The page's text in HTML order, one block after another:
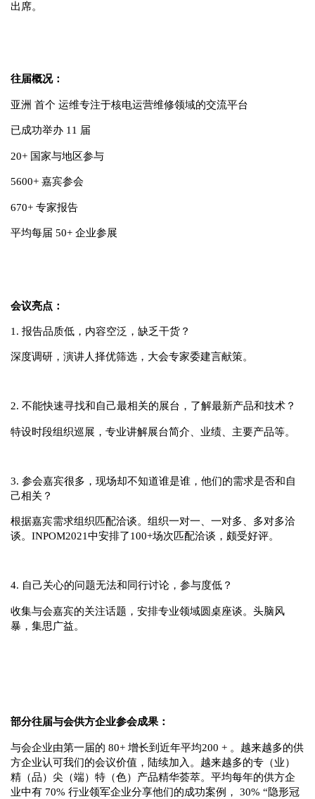
出席。
往届概况：
亚洲 首个 运维专注于核电运营维修领域的交流平台
已成功举办 11 届
20+ 国家与地区参与
5600+ 嘉宾参会
670+ 专家报告
平均每届 50+ 企业参展
会议亮点：
1. 报告品质低，内容空泛，缺乏干货？
深度调研，演讲人择优筛选，大会专家委建言献策。
2. 不能快速寻找和自己最相关的展台，了解最新产品和技术？
特设时段组织巡展，专业讲解展台简介、业绩、主要产品等。
3. 参会嘉宾很多，现场却不知道谁是谁，他们的需求是否和自
己相关？
根据嘉宾需求组织匹配洽谈。组织一对一、一对多、多对多洽
谈。INPOM2021中安排了100+场次匹配洽谈，颇受好评。
4. 自己关心的问题无法和同行讨论，参与度低？
收集与会嘉宾的关注话题，安排专业领域圆桌座谈。头脑风
暴，集思广益。
部分往届与会供方企业参会成果：
与会企业由第一届的 80+ 增长到近年平均200 + 。越来越多的供
方企业认可我们的会议价值，陆续加入。越来越多的专（业）
精（品）尖（端）特（色）产品精华荟萃。平均每年的供方企
业中有 70% 行业领军企业分享他们的成功案例， 30% “隐形冠